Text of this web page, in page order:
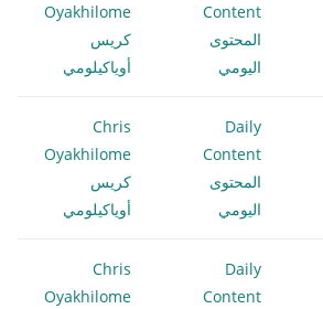
Content
المحتوى
اليومي
Oyakhilome
كريس
أوياكيلومي
Daily
Content
المحتوى
اليومي
Chris
Oyakhilome
كريس
أوياكيلومي
Daily
Content
Chris
Oyakhilome